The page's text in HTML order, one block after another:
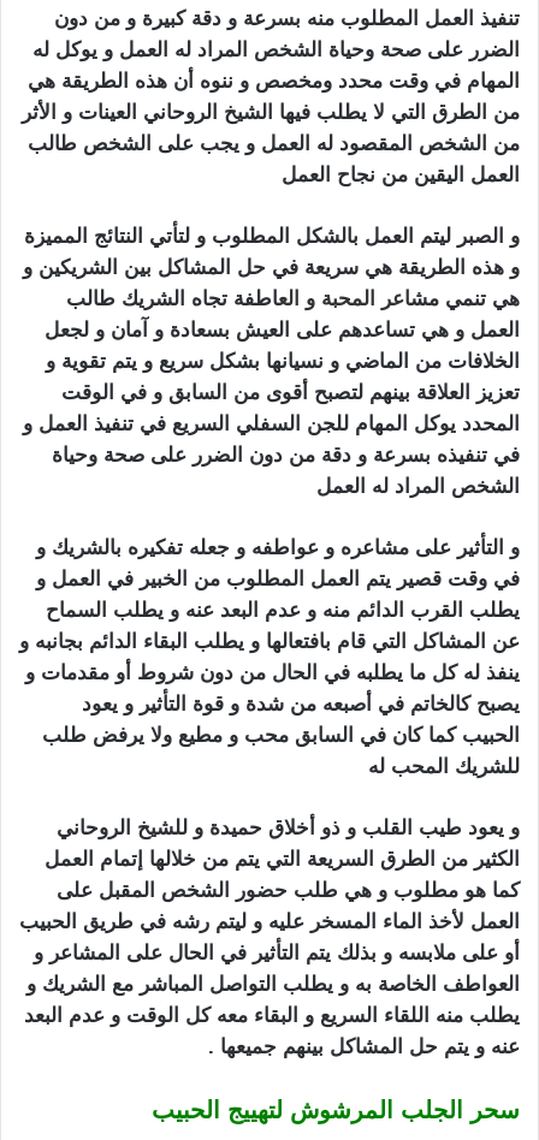
تنفيذ العمل المطلوب منه بسرعة و دقة كبيرة و من دون
الضرر على صحة وحياة الشخص المراد له العمل و يوكل له
المهام في وقت محدد ومخصص و ننوه أن هذه الطريقة هي
من الطرق التي لا يطلب فيها الشيخ الروحاني العينات و الأثر
من الشخص المقصود له العمل و يجب على الشخص طالب
العمل اليقين من نجاح العمل
و الصبر ليتم العمل بالشكل المطلوب و لتأتي النتائج المميزة
و هذه الطريقة هي سريعة في حل المشاكل بين الشريكين و
هي تنمي مشاعر المحبة و العاطفة تجاه الشريك طالب
العمل و هي تساعدهم على العيش بسعادة و آمان و لجعل
الخلافات من الماضي و نسيانها بشكل سريع و يتم تقوية و
تعزيز العلاقة بينهم لتصبح أقوى من السابق و في الوقت
المحدد يوكل المهام للجن السفلي السريع في تنفيذ العمل و
في تنفيذه بسرعة و دقة من دون الضرر على صحة وحياة
الشخص المراد له العمل
و التأثير على مشاعره و عواطفه و جعله تفكيره بالشريك و
في وقت قصير يتم العمل المطلوب من الخبير في العمل و
يطلب القرب الدائم منه و عدم البعد عنه و يطلب السماح
عن المشاكل التي قام بافتعالها و يطلب البقاء الدائم بجانبه و
ينفذ له كل ما يطلبه في الحال من دون شروط أو مقدمات و
يصبح كالخاتم في أصبعه من شدة و قوة التأثير و يعود
الحبيب كما كان في السابق محب و مطيع ولا يرفض طلب
للشريك المحب له
و يعود طيب القلب و ذو أخلاق حميدة و للشيخ الروحاني
الكثير من الطرق السريعة التي يتم من خلالها إتمام العمل
كما هو مطلوب و هي طلب حضور الشخص المقبل على
العمل لأخذ الماء المسخر عليه و ليتم رشه في طريق الحبيب
أو على ملابسه و بذلك يتم التأثير في الحال على المشاعر و
العواطف الخاصة به و يطلب التواصل المباشر مع الشريك و
يطلب منه اللقاء السريع و البقاء معه كل الوقت و عدم البعد
عنه و يتم حل المشاكل بينهم جميعها .
سحر الجلب المرشوش لتهييج الحبيب